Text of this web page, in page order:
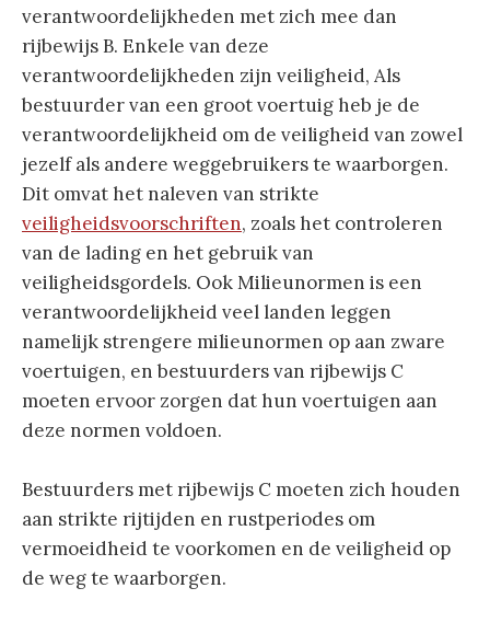
verantwoordelijkheden met zich mee dan
rijbewijs B. Enkele van deze
verantwoordelijkheden zijn veiligheid, Als
bestuurder van een groot voertuig heb je de
verantwoordelijkheid om de veiligheid van zowel
jezelf als andere weggebruikers te waarborgen.
Dit omvat het naleven van strikte
veiligheidsvoorschriften, zoals het controleren
van de lading en het gebruik van
veiligheidsgordels. Ook Milieunormen is een
verantwoordelijkheid veel landen leggen
namelijk strengere milieunormen op aan zware
voertuigen, en bestuurders van rijbewijs C
moeten ervoor zorgen dat hun voertuigen aan
deze normen voldoen.
Bestuurders met rijbewijs C moeten zich houden
aan strikte rijtijden en rustperiodes om
vermoeidheid te voorkomen en de veiligheid op
de weg te waarborgen.